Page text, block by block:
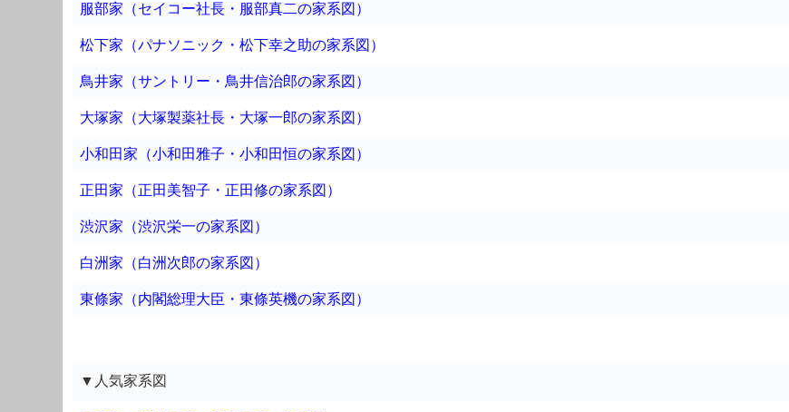
服部家（セイコー社長・服部真二の家系図）
松下家（パナソニック・松下幸之助の家系図）
鳥井家（サントリー・鳥井信治郎の家系図）
大塚家（大塚製薬社長・大塚一郎の家系図）
小和田家（小和田雅子・小和田恒の家系図）
正田家（正田美智子・正田修の家系図）
渋沢家（渋沢栄一の家系図）
白洲家（白洲次郎の家系図）
東條家（内閣総理大臣・東條英機の家系図）
▼人気家系図